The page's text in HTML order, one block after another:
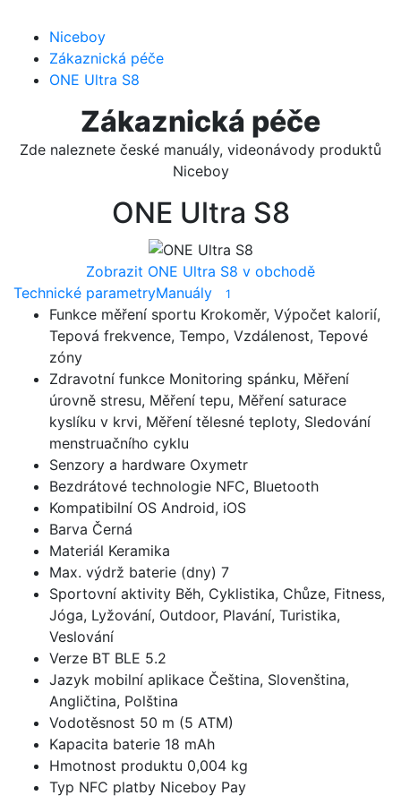
Niceboy
Zákaznická péče
ONE Ultra S8
Zákaznická péče
Zde naleznete české manuály, videonávody produktů
Niceboy
ONE Ultra S8
Zobrazit ONE Ultra S8 v obchodě
Technické parametryManuály 1
Funkce měření sportu Krokoměr, Výpočet kalorií,
Tepová frekvence, Tempo, Vzdálenost, Tepové
zóny
Zdravotní funkce Monitoring spánku, Měření
úrovně stresu, Měření tepu, Měření saturace
kyslíku v krvi, Měření tělesné teploty, Sledování
menstruačního cyklu
Senzory a hardware Oxymetr
Bezdrátové technologie NFC, Bluetooth
Kompatibilní OS Android, iOS
Barva Černá
Materiál Keramika
Max. výdrž baterie (dny) 7
Sportovní aktivity Běh, Cyklistika, Chůze, Fitness,
Jóga, Lyžování, Outdoor, Plavání, Turistika,
Veslování
Verze BT BLE 5.2
Jazyk mobilní aplikace Čeština, Slovenština,
Angličtina, Polština
Vodotěsnost 50 m (5 ATM)
Kapacita baterie 18 mAh
Hmotnost produktu 0,004 kg
Typ NFC platby Niceboy Pay